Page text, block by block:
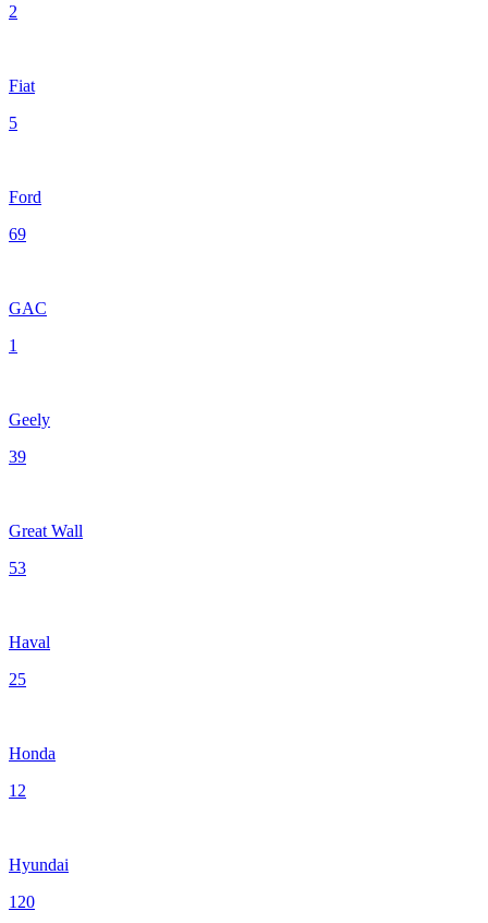
2
Fiat
5
Ford
69
GAC
1
Geely
39
Great Wall
53
Haval
25
Honda
12
Hyundai
120